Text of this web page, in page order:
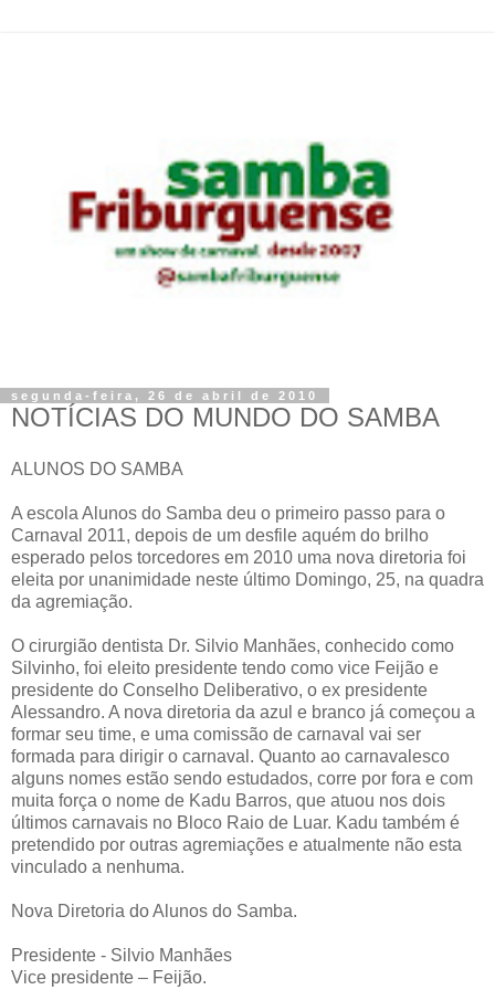
segunda-feira, 26 de abril de 2010
NOTÍCIAS DO MUNDO DO SAMBA
ALUNOS DO SAMBA
A escola Alunos do Samba deu o primeiro passo para o
Carnaval 2011, depois de um desfile aquém do brilho
esperado pelos torcedores em 2010 uma nova diretoria foi
eleita por unanimidade neste último Domingo, 25, na quadra
da agremiação.
O cirurgião dentista Dr. Silvio Manhães, conhecido como
Silvinho, foi eleito presidente tendo como vice Feijão e
presidente do Conselho Deliberativo, o ex presidente
Alessandro. A nova diretoria da azul e branco já começou a
formar seu time, e uma comissão de carnaval vai ser
formada para dirigir o carnaval. Quanto ao carnavalesco
alguns nomes estão sendo estudados, corre por fora e com
muita força o nome de Kadu Barros, que atuou nos dois
últimos carnavais no Bloco Raio de Luar. Kadu também é
pretendido por outras agremiações e atualmente não esta
vinculado a nenhuma.
Nova Diretoria do Alunos do Samba.
Presidente - Silvio Manhães
Vice presidente – Feijão.